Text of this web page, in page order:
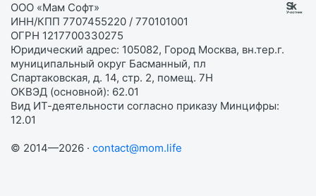
ООО «Мам Софт»
ИНН/КПП 7707455220 / 770101001
ОГРН 1217700330275
Юридический адрес: 105082, Город Москва, вн.тер.г.
муниципальный округ Басманный, пл
Спартаковская, д. 14, стр. 2, помещ. 7Н
ОКВЭД (основной): 62.01
Вид ИТ-деятельности согласно приказу Минцифры:
12.01
© 2014—2026 · contact@mom.life